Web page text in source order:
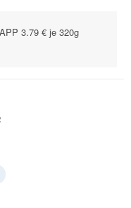
3.79 € je 320g